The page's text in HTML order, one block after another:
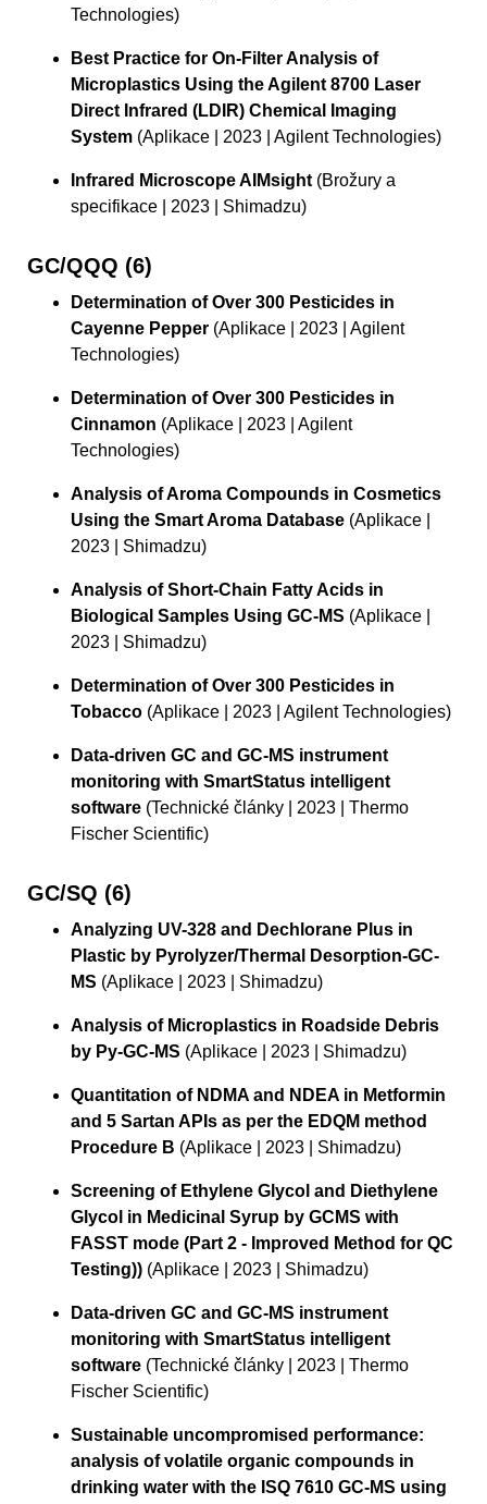
Technologies)
Best Practice for On-Filter Analysis of
Microplastics Using the Agilent 8700 Laser
Direct Infrared (LDIR) Chemical Imaging
System (Aplikace | 2023 | Agilent Technologies)
Infrared Microscope AIMsight (Brožury a
specifikace | 2023 | Shimadzu)
GC/QQQ (6)
Determination of Over 300 Pesticides in
Cayenne Pepper (Aplikace | 2023 | Agilent
Technologies)
Determination of Over 300 Pesticides in
Cinnamon (Aplikace | 2023 | Agilent
Technologies)
Analysis of Aroma Compounds in Cosmetics
Using the Smart Aroma Database (Aplikace |
2023 | Shimadzu)
Analysis of Short-Chain Fatty Acids in
Biological Samples Using GC-MS (Aplikace |
2023 | Shimadzu)
Determination of Over 300 Pesticides in
Tobacco (Aplikace | 2023 | Agilent Technologies)
Data-driven GC and GC-MS instrument
monitoring with SmartStatus intelligent
software (Technické články | 2023 | Thermo
Fischer Scientific)
GC/SQ (6)
Analyzing UV-328 and Dechlorane Plus in
Plastic by Pyrolyzer/Thermal Desorption-GC-
MS (Aplikace | 2023 | Shimadzu)
Analysis of Microplastics in Roadside Debris
by Py-GC-MS (Aplikace | 2023 | Shimadzu)
Quantitation of NDMA and NDEA in Metformin
and 5 Sartan APIs as per the EDQM method
Procedure B (Aplikace | 2023 | Shimadzu)
Screening of Ethylene Glycol and Diethylene
Glycol in Medicinal Syrup by GCMS with
FASST mode (Part 2 - Improved Method for QC
Testing)) (Aplikace | 2023 | Shimadzu)
Data-driven GC and GC-MS instrument
monitoring with SmartStatus intelligent
software (Technické články | 2023 | Thermo
Fischer Scientific)
Sustainable uncompromised performance:
analysis of volatile organic compounds in
drinking water with the ISQ 7610 GC-MS using